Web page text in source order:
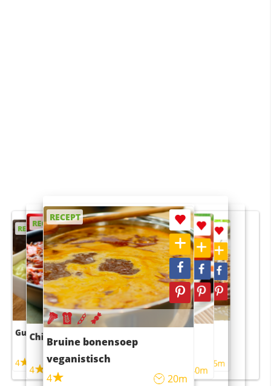
RECEPT
Guacamole
4
RECEPT
Chili con carne
4
RECEPT
Bruine bonensoep
veganistisch
4
20m
RECEPT
Sushi rijstsalade
maaltijdsalade
40m
RECEPT
4 55m